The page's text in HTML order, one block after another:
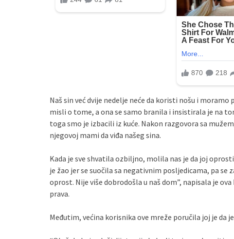
Naš sin već dvije nedelje neće da koristi nošu i
misli o tome, a ona se samo branila i insistirala je na
toga smo je izbacili iz kuće. Nakon razgovora sa
njegovoj mami da viđa našeg sina.
Kada je sve shvatila ozbiljno, molila nas je da joj
je žao jer se suočila sa negativnim posljedicama, pa
oprost. Nije više dobrodošla u naš dom”, napisala je
prava.
Međutim, većina korisnika ove mreže poručila joj je da